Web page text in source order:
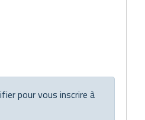
pour vous inscrire à